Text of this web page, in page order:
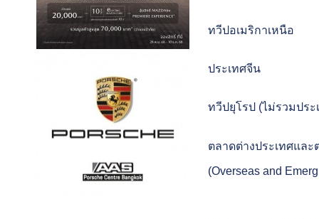
ทวีปอเมริกาเหนือ
ประเทศจีน
ทวีปยุโรป (ไม่รวมประ
ตลาดต่างประเทศและ
(Overseas and